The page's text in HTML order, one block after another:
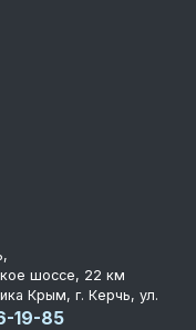
шоссе, 22 км
Крым, г. Керчь, ул.
19-85